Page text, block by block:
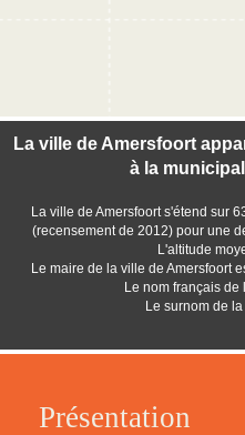
Présentation
La ville de Amersfoort
à la
La ville de Amersfoort s'étend sur
(recensement de 2012) pour une
L'altitude
Le maire de la ville de Amersfoort
Le nom français de
Le surnom de